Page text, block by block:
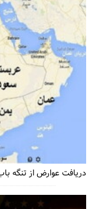
دریافت عوارض از تنگه